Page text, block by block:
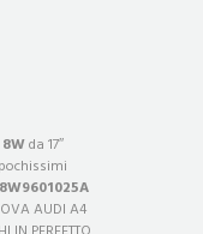
da 17″
8W9601025A
AUDI A4